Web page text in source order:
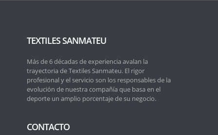
TEXTILES SANMATEU
Más de 6 décadas de experiencia avalan la
trayectoria de Textiles Sanmateu. El rigor
profesional y el servicio son los responsables de la
evolución de nuestra compañía que basa en el
deporte un amplio porcentaje de su negocio.
CONTACTO